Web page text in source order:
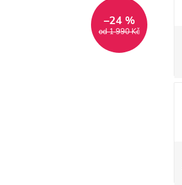
od 1 990 Kč
–24 %